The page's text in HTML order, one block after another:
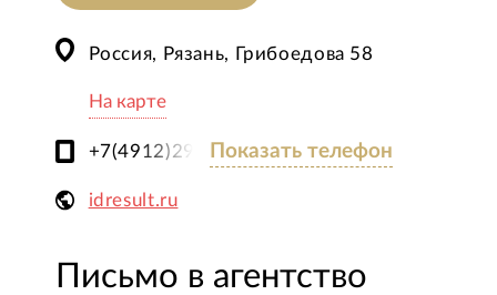
Россия, Рязань, Грибоедова 58
На карте
+7(4912)294-274Показать телефон
idresult.ru
Письмо в агентство